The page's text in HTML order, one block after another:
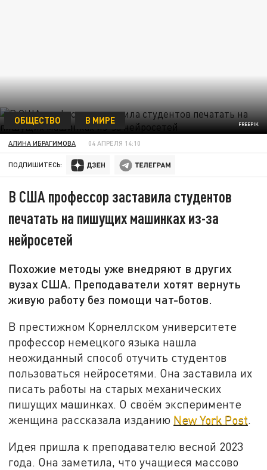
FREEPIK
ОБЩЕСТВО В МИРЕ
АЛИНА ИБРАГИМОВА 04 АПРЕЛЯ 14:10
ПОДПИШИТЕСЬ:
В США профессор заставила студентов
печатать на пишущих машинках из-за
нейросетей
Похожие методы уже внедряют в других
вузах США. Преподаватели хотят вернуть
живую работу без помощи чат-ботов.
В престижном Корнеллском университете
профессор немецкого языка нашла
неожиданный способ отучить студентов
пользоваться нейросетями. Она заставила их
писать работы на старых механических
пишущих машинках. О своём эксперименте
женщина рассказала изданию New York Post.
Идея пришла к преподавателю весной 2023
года. Она заметила, что учащиеся массово